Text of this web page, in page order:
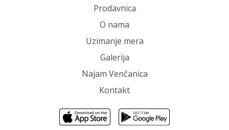
Prodavnica
O nama
Uzimanje mera
Galerija
Najam Venčanica
Kontakt